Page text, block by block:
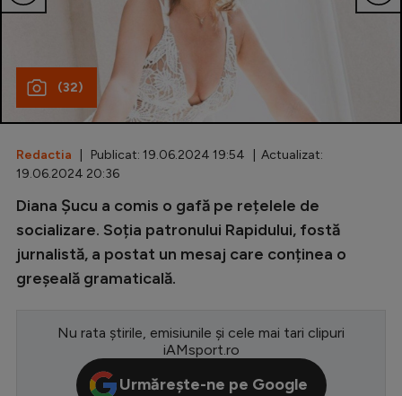
Fotbal feminin
Special
Diverse
Inedit
Clasamente
Champions League
Europa League
CM 2026
Premier League
(32)
Redactia | Publicat: 19.06.2024 19:54 | Actualizat:
19.06.2024 20:36
Diana Șucu a comis o gafă pe rețelele de
socializare. Soția patronului Rapidului, fostă
jurnalistă, a postat un mesaj care conținea o
greșeală gramaticală.
Nu rata știrile, emisiunile și cele mai tari clipuri
iAMsport.ro
Urmărește-ne pe Google